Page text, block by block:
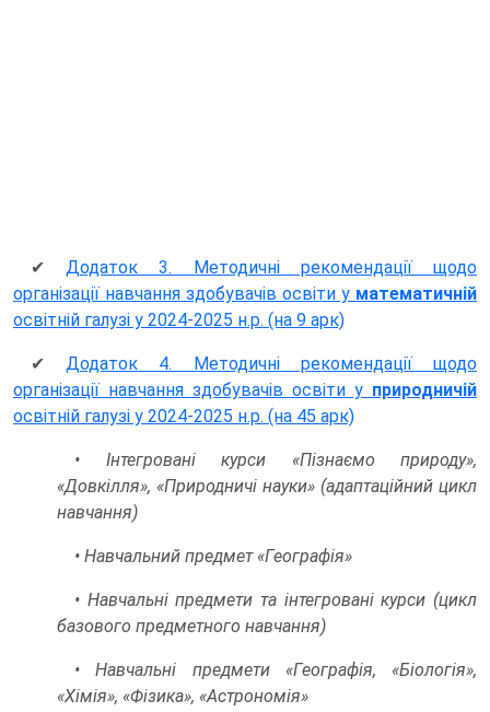
✔Додаток 3. Методичні рекомендації щодо
організації навчання здобувачів освіти у математичній
освітній галузі у 2024-2025 н.р. (на 9 арк)
✔Додаток 4. Методичні рекомендації щодо
організації навчання здобувачів освіти у природничій
освітній галузі у 2024-2025 н.р. (на 45 арк)
• Інтегровані курси «Пізнаємо природу»,
«Довкілля», «Природничі науки» (адаптаційний цикл
навчання)
• Навчальний предмет «Географія»
• Навчальні предмети та інтегровані курси (цикл
базового предметного навчання)
• Навчальні предмети «Географія, «Біологія»,
«Хімія», «Фізика», «Астрономія»